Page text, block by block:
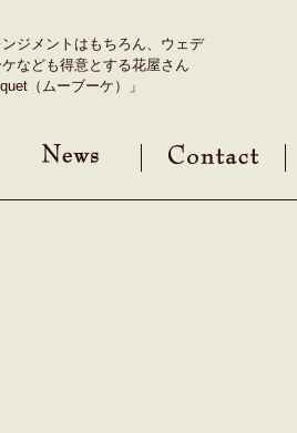
ジメントはもちろん、ウェデ
ケなども得意とする花屋さん
（ムーブーケ）」